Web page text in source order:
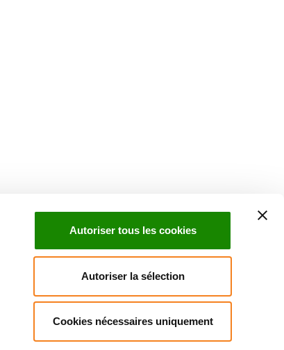
Autoriser tous les cookies
Autoriser la sélection
Cookies nécessaires uniquement
Inscrivez-vous à la newsletter
ActualitésDroits du patient